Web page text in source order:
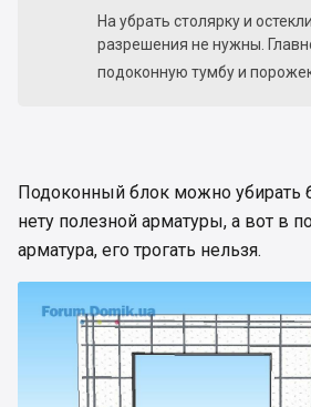
На убрать столярку и
разрешения не нужны.
подоконную тумбу и
Подоконный блок можно убирать
нету полезной арматуры, а вот в
арматура, его трогать нельзя.